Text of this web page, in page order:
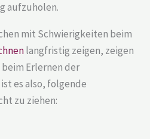
aufzuholen.
mit Schwierigkeiten beim
langfristig zeigen, zeigen
Erlernen der
es also, folgende
zu ziehen: